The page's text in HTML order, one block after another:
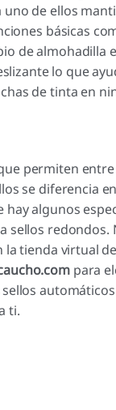
uno de ellos
básicas
de almohadilla
lo que
de tinta en
permiten entre
se diferencia
hay algunos
sellos redondos.
la tienda virtual
para
ti.